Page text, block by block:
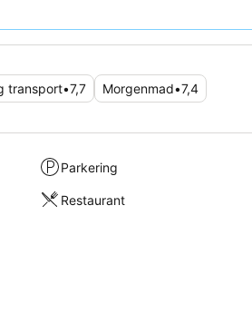
faciliteter.
transport•7,7 Morgenmad•7,4
Parkering
Restaurant